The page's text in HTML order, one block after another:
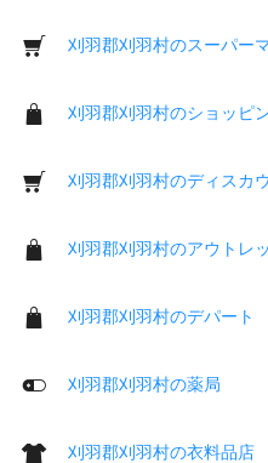
刈羽郡刈羽村のスーパー
刈羽郡刈羽村のショッピ
刈羽郡刈羽村のディスカ
刈羽郡刈羽村のアウトレ
刈羽郡刈羽村のデパート
刈羽郡刈羽村の薬局
刈羽郡刈羽村の衣料品店